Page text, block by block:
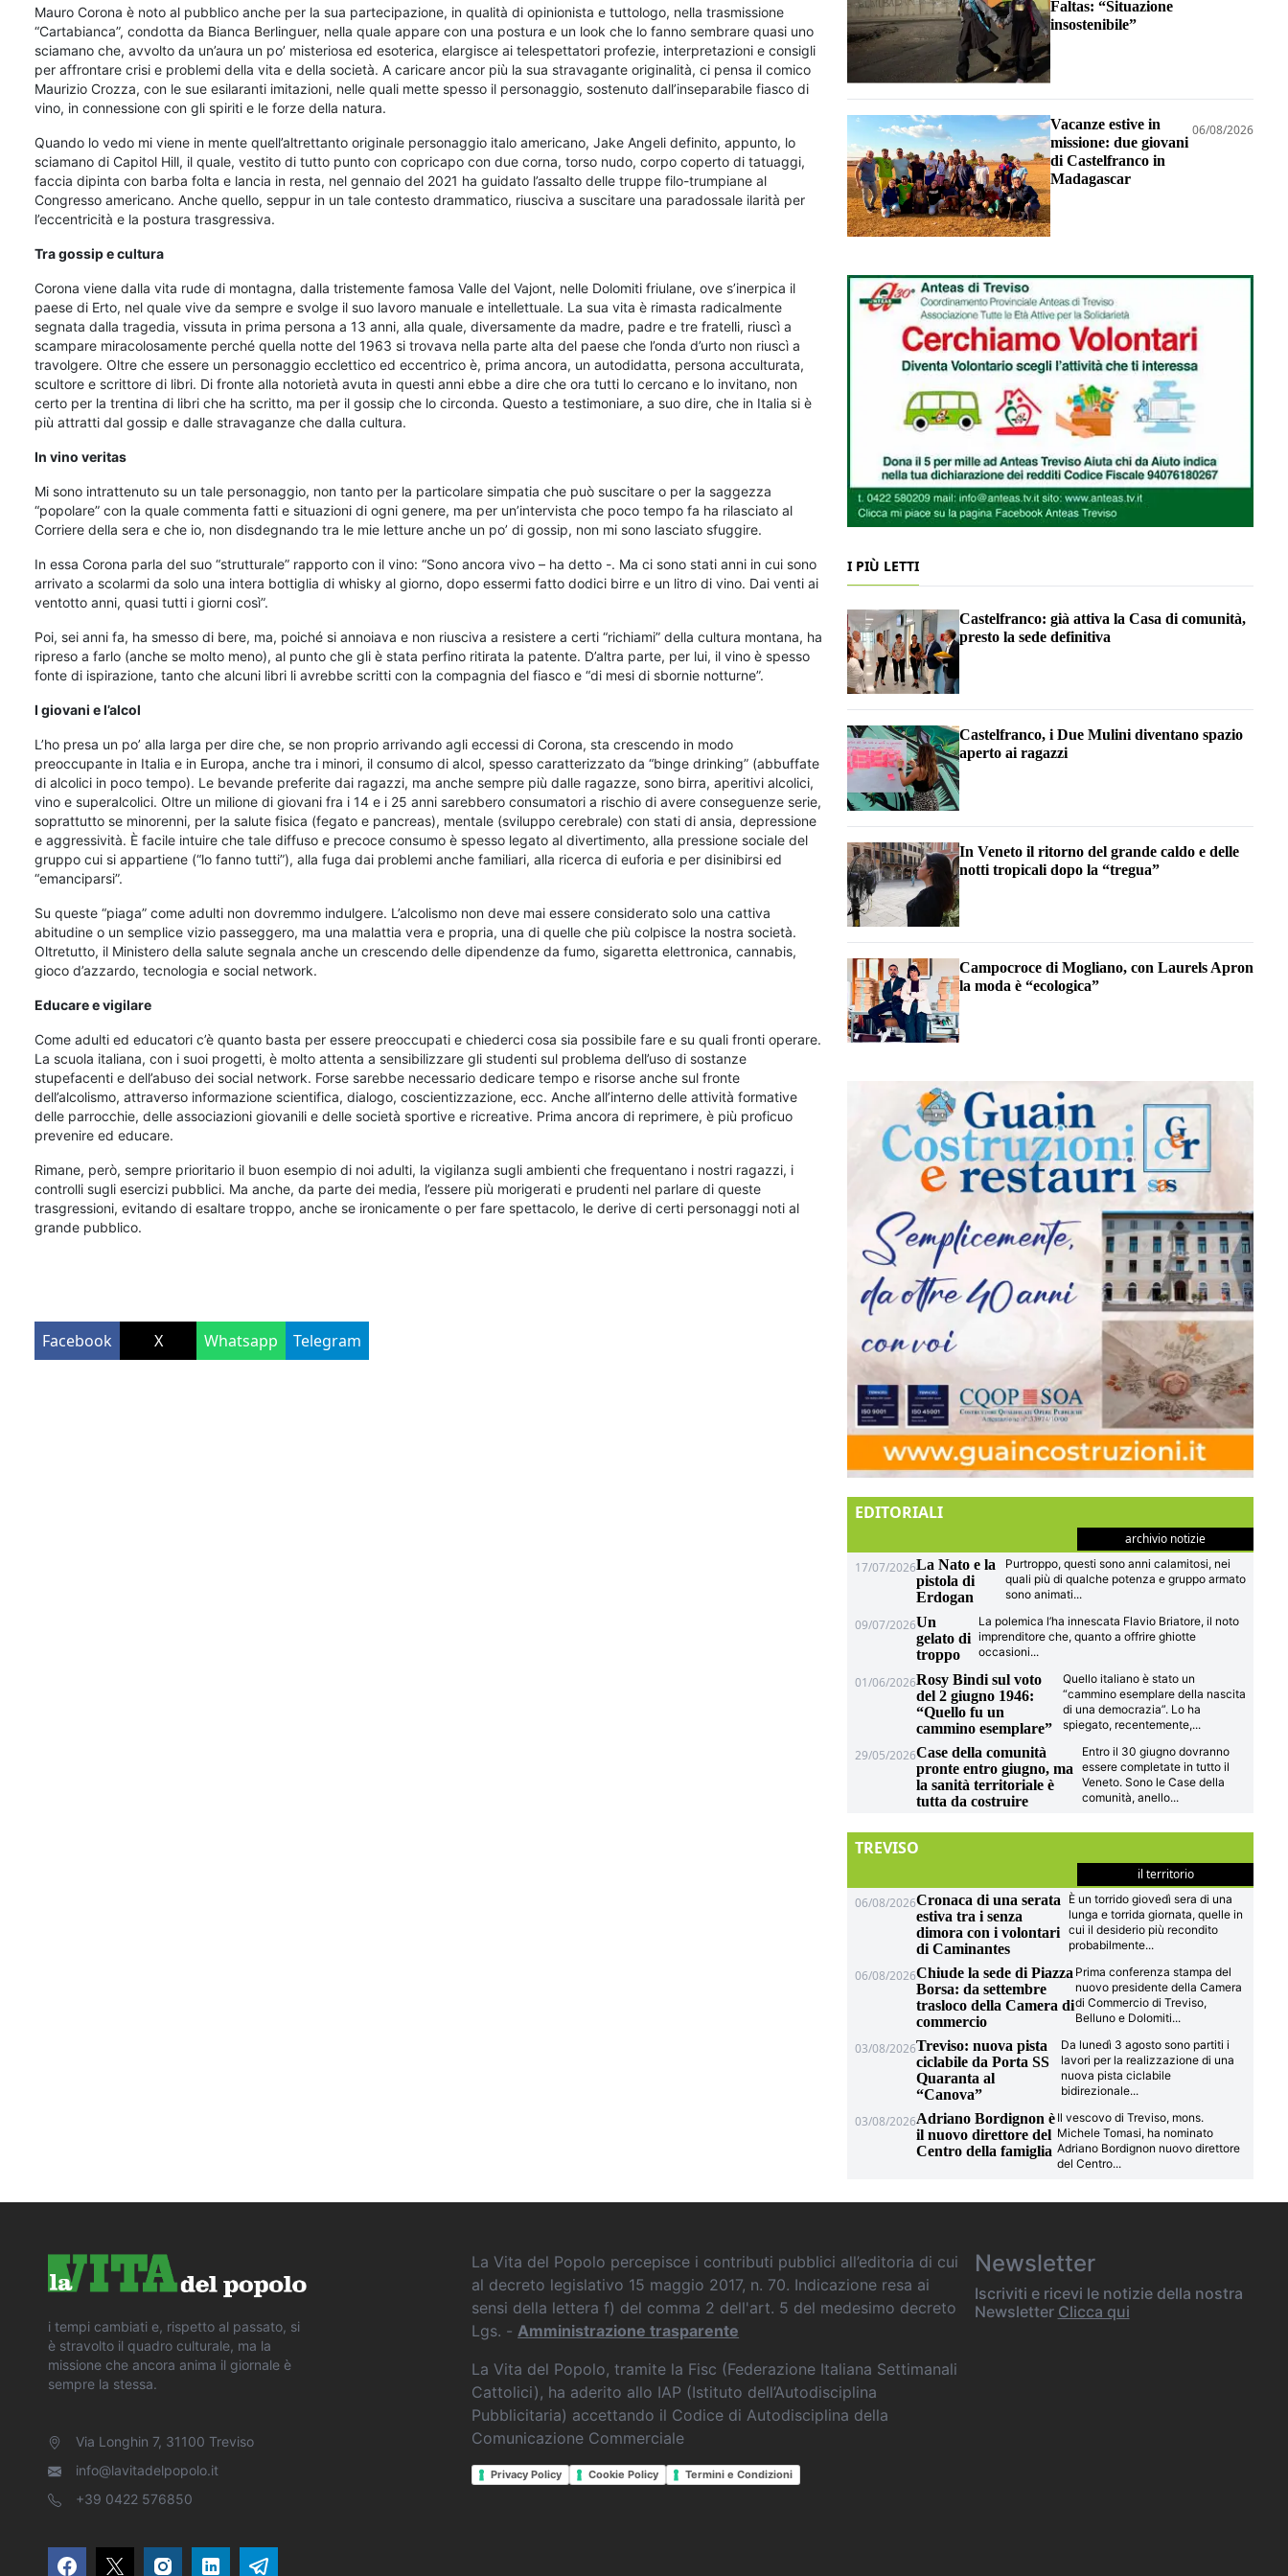
Mauro Corona è noto al pubblico anche per la sua partecipazione, in qualità di opinionista e tuttologo, nella trasmissione
“Cartabianca”, condotta da Bianca Berlinguer, nella quale appare con una postura e un look che lo fanno sembrare quasi uno
sciamano che, avvolto da un’aura un po’ misteriosa ed esoterica, elargisce ai telespettatori profezie, interpretazioni e consigli
per affrontare crisi e problemi della vita e della società. A caricare ancor più la sua stravagante originalità, ci pensa il comico
Maurizio Crozza, con le sue esilaranti imitazioni, nelle quali mette spesso il personaggio, sostenuto dall’inseparabile fiasco di
vino, in connessione con gli spiriti e le forze della natura.
Quando lo vedo mi viene in mente quell’altrettanto originale personaggio italo americano, Jake Angeli definito, appunto, lo
sciamano di Capitol Hill, il quale, vestito di tutto punto con copricapo con due corna, torso nudo, corpo coperto di tatuaggi,
faccia dipinta con barba folta e lancia in resta, nel gennaio del 2021 ha guidato l’assalto delle truppe filo-trumpiane al
Congresso americano. Anche quello, seppur in un tale contesto drammatico, riusciva a suscitare una paradossale ilarità per
l’eccentricità e la postura trasgressiva.
Tra gossip e cultura
Corona viene dalla vita rude di montagna, dalla tristemente famosa Valle del Vajont, nelle Dolomiti friulane, ove s’inerpica il
paese di Erto, nel quale vive da sempre e svolge il suo lavoro manuale e intellettuale. La sua vita è rimasta radicalmente
segnata dalla tragedia, vissuta in prima persona a 13 anni, alla quale, diversamente da madre, padre e tre fratelli, riuscì a
scampare miracolosamente perché quella notte del 1963 si trovava nella parte alta del paese che l’onda d’urto non riuscì a
travolgere. Oltre che essere un personaggio ecclettico ed eccentrico è, prima ancora, un autodidatta, persona acculturata,
scultore e scrittore di libri. Di fronte alla notorietà avuta in questi anni ebbe a dire che ora tutti lo cercano e lo invitano, non
certo per la trentina di libri che ha scritto, ma per il gossip che lo circonda. Questo a testimoniare, a suo dire, che in Italia si è
più attratti dal gossip e dalle stravaganze che dalla cultura.
In vino veritas
Mi sono intrattenuto su un tale personaggio, non tanto per la particolare simpatia che può suscitare o per la saggezza
“popolare” con la quale commenta fatti e situazioni di ogni genere, ma per un’intervista che poco tempo fa ha rilasciato al
Corriere della sera e che io, non disdegnando tra le mie letture anche un po’ di gossip, non mi sono lasciato sfuggire.
In essa Corona parla del suo “strutturale” rapporto con il vino: “Sono ancora vivo – ha detto -. Ma ci sono stati anni in cui sono
arrivato a scolarmi da solo una intera bottiglia di whisky al giorno, dopo essermi fatto dodici birre e un litro di vino. Dai venti ai
ventotto anni, quasi tutti i giorni così”.
Poi, sei anni fa, ha smesso di bere, ma, poiché si annoiava e non riusciva a resistere a certi “richiami” della cultura montana, ha
ripreso a farlo (anche se molto meno), al punto che gli è stata perfino ritirata la patente. D’altra parte, per lui, il vino è spesso
fonte di ispirazione, tanto che alcuni libri li avrebbe scritti con la compagnia del fiasco e “di mesi di sbornie notturne”.
I giovani e l’alcol
L’ho presa un po’ alla larga per dire che, se non proprio arrivando agli eccessi di Corona, sta crescendo in modo
preoccupante in Italia e in Europa, anche tra i minori, il consumo di alcol, spesso caratterizzato da “binge drinking” (abbuffate
di alcolici in poco tempo). Le bevande preferite dai ragazzi, ma anche sempre più dalle ragazze, sono birra, aperitivi alcolici,
vino e superalcolici. Oltre un milione di giovani fra i 14 e i 25 anni sarebbero consumatori a rischio di avere conseguenze serie,
soprattutto se minorenni, per la salute fisica (fegato e pancreas), mentale (sviluppo cerebrale) con stati di ansia, depressione
e aggressività. È facile intuire che tale diffuso e precoce consumo è spesso legato al divertimento, alla pressione sociale del
gruppo cui si appartiene (“lo fanno tutti”), alla fuga dai problemi anche familiari, alla ricerca di euforia e per disinibirsi ed
“emanciparsi”.
Su queste “piaga” come adulti non dovremmo indulgere. L’alcolismo non deve mai essere considerato solo una cattiva
abitudine o un semplice vizio passeggero, ma una malattia vera e propria, una di quelle che più colpisce la nostra società.
Oltretutto, il Ministero della salute segnala anche un crescendo delle dipendenze da fumo, sigaretta elettronica, cannabis,
gioco d’azzardo, tecnologia e social network.
Educare e vigilare
Come adulti ed educatori c’è quanto basta per essere preoccupati e chiederci cosa sia possibile fare e su quali fronti operare.
La scuola italiana, con i suoi progetti, è molto attenta a sensibilizzare gli studenti sul problema dell’uso di sostanze
stupefacenti e dell’abuso dei social network. Forse sarebbe necessario dedicare tempo e risorse anche sul fronte
dell’alcolismo, attraverso informazione scientifica, dialogo, coscientizzazione, ecc. Anche all’interno delle attività formative
delle parrocchie, delle associazioni giovanili e delle società sportive e ricreative. Prima ancora di reprimere, è più proficuo
prevenire ed educare.
Rimane, però, sempre prioritario il buon esempio di noi adulti, la vigilanza sugli ambienti che frequentano i nostri ragazzi, i
controlli sugli esercizi pubblici. Ma anche, da parte dei media, l’essere più morigerati e prudenti nel parlare di queste
trasgressioni, evitando di esaltare troppo, anche se ironicamente o per fare spettacolo, le derive di certi personaggi noti al
grande pubblico.
Facebook X Whatsapp Telegram
Faltas: “Situazione
insostenibile”
Vacanze estive in
missione: due giovani
di Castelfranco in
Madagascar
06/08/2026
I PIÙ LETTI
Castelfranco: già attiva la Casa di comunità,
presto la sede definitiva
Castelfranco, i Due Mulini diventano spazio
aperto ai ragazzi
In Veneto il ritorno del grande caldo e delle
notti tropicali dopo la “tregua”
Campocroce di Mogliano, con Laurels Apron
la moda è “ecologica”
EDITORIALI
archivio notizie
17/07/2026La Nato e la
pistola di
Erdogan
Purtroppo, questi sono anni calamitosi, nei
quali più di qualche potenza e gruppo armato
sono animati...
09/07/2026Un
gelato di
troppo
La polemica l’ha innescata Flavio Briatore, il noto
imprenditore che, quanto a offrire ghiotte
occasioni...
01/06/2026Rosy Bindi sul voto
del 2 giugno 1946:
“Quello fu un
cammino esemplare”
Quello italiano è stato un
“cammino esemplare della nascita
di una democrazia”. Lo ha
spiegato, recentemente,...
29/05/2026Case della comunità
pronte entro giugno, ma
la sanità territoriale è
tutta da costruire
Entro il 30 giugno dovranno
essere completate in tutto il
Veneto. Sono le Case della
comunità, anello...
TREVISO
il territorio
06/08/2026Cronaca di una serata
estiva tra i senza
dimora con i volontari
di Caminantes
È un torrido giovedì sera di una
lunga e torrida giornata, quelle in
cui il desiderio più recondito
probabilmente...
06/08/2026Chiude la sede di Piazza
Borsa: da settembre
trasloco della Camera di
commercio
Prima conferenza stampa del
nuovo presidente della Camera
di Commercio di Treviso,
Belluno e Dolomiti...
03/08/2026Treviso: nuova pista
ciclabile da Porta SS
Quaranta al
“Canova”
Da lunedì 3 agosto sono partiti i
lavori per la realizzazione di una
nuova pista ciclabile
bidirezionale...
03/08/2026Adriano Bordignon è
il nuovo direttore del
Centro della famiglia
Il vescovo di Treviso, mons.
Michele Tomasi, ha nominato
Adriano Bordignon nuovo direttore
del Centro...
i tempi cambiati e, rispetto al passato, si
è stravolto il quadro culturale, ma la
missione che ancora anima il giornale è
sempre la stessa.
Via Longhin 7, 31100 Treviso
info@lavitadelpopolo.it
+39 0422 576850
La Vita del Popolo percepisce i contributi pubblici all’editoria di cui
al decreto legislativo 15 maggio 2017, n. 70. Indicazione resa ai
sensi della lettera f) del comma 2 dell'art. 5 del medesimo decreto
Lgs. -Amministrazione trasparente
La Vita del Popolo, tramite la Fisc (Federazione Italiana Settimanali
Cattolici), ha aderito allo IAP (Istituto dell’Autodisciplina
Pubblicitaria) accettando il Codice di Autodisciplina della
Comunicazione Commerciale
Privacy Policy Cookie Policy Termini e Condizioni
Newsletter
Iscriviti e ricevi le notizie della nostra
Newsletter Clicca qui